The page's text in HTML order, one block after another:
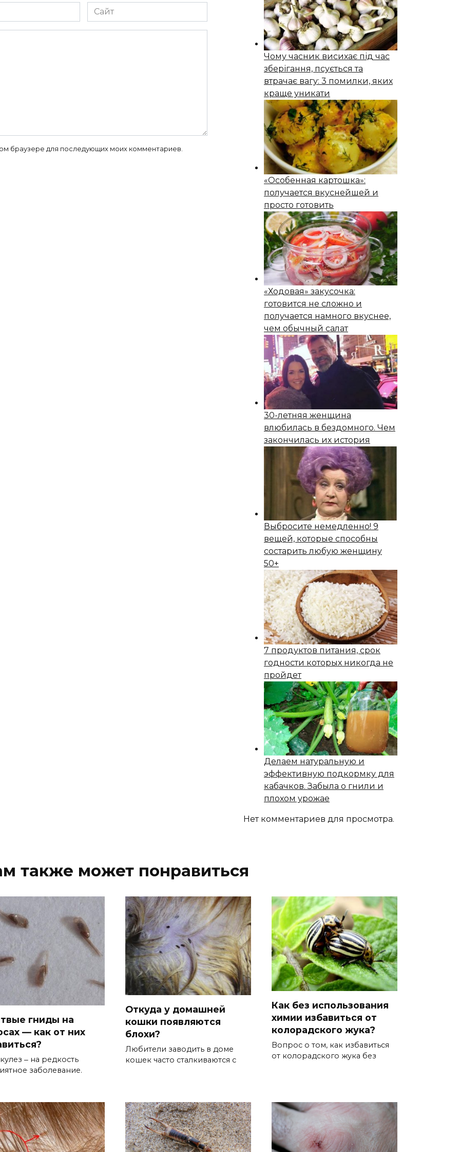
Сайт
браузере для последующих моих комментариев.
Чому часник висихає під час
зберігання, псується та
втрачає вагу: 3 помилки, яких
краще уникати
«Особенная картошка»:
получается вкуснейшей и
просто готовить
«Ходовая» закусочка:
готовится не сложно и
получается намного вкуснее,
чем обычный салат
30-летняя женщина
влюбилась в бездомного. Чем
закончилась их история
Выбросите немедленно! 9
вещей, которые способны
состapить любую женщину
50+
7 продуктов питания, срок
годности которых никогда не
пройдет
Делаем натуральную и
эффективную подкормку для
кабачков. Забыла о гнили и
плохом урожае
Нет комментариев для просмотра.
также может понравиться
гниды на
— как от них
‒ на редкость
заболевание.
Откуда у домашней
кошки появляются
блохи?
Любители заводить в доме
кошек часто сталкиваются с
Как без использования
химии избавиться от
колорадского жука?
Вопрос о том, как избавиться
от колорадского жука без